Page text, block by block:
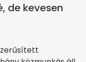
de kevesen